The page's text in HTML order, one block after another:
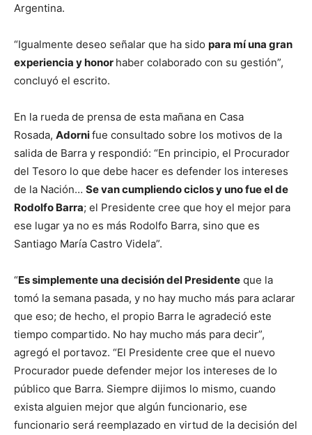
Argentina.
“Igualmente deseo señalar que ha sido para mí una gran
experiencia y honor haber colaborado con su gestión”,
concluyó el escrito.
En la rueda de prensa de esta mañana en Casa
Rosada, Adornifue consultado sobre los motivos de la
salida de Barra y respondió: “En principio, el Procurador
del Tesoro lo que debe hacer es defender los intereses
de la Nación… Se van cumpliendo ciclos y uno fue el de
Rodolfo Barra; el Presidente cree que hoy el mejor para
ese lugar ya no es más Rodolfo Barra, sino que es
Santiago María Castro Videla”.
“Es simplemente una decisión del Presidente que la
tomó la semana pasada, y no hay mucho más para aclarar
que eso; de hecho, el propio Barra le agradeció este
tiempo compartido. No hay mucho más para decir”,
agregó el portavoz. “El Presidente cree que el nuevo
Procurador puede defender mejor los intereses de lo
público que Barra. Siempre dijimos lo mismo, cuando
exista alguien mejor que algún funcionario, ese
funcionario será reemplazado en virtud de la decisión del